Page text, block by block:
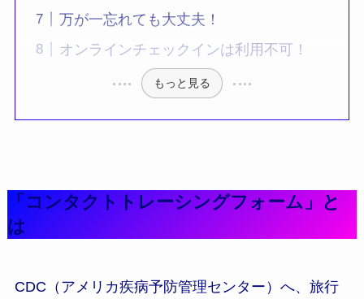
万が一忘れても大丈夫！
オンラインチェックインは利用不可！
もっと見る
「コンタクトトレーシングフォーム」と
は
CDC（アメリカ疾病予防管理センター）へ、旅行